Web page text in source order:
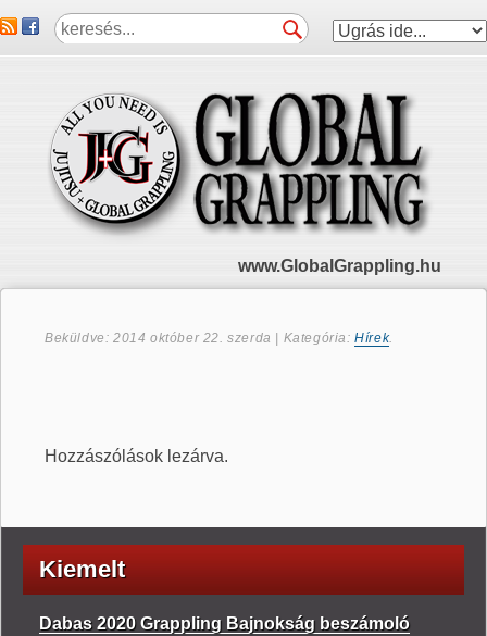
www.GlobalGrappling.hu
Beküldve: 2014 október 22. szerda | Kategória:Hírek.
Hozzászólások lezárva.
Kiemelt
Dabas 2020 Grappling Bajnokság beszámoló